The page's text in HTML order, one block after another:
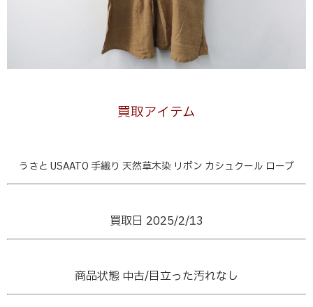
買取アイテム
うさと USAATO 手織り 天然草木染 リボン カシュクール ローブ
買取日 2025/2/13
商品状態 中古/目立った汚れなし